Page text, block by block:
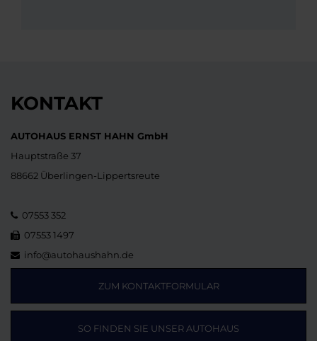
KONTAKT
AUTOHAUS ERNST HAHN GmbH
Hauptstraße 37
88662 Überlingen-Lippertsreute
07553 352
07553 1497
info@autohaushahn.de
ZUM KONTAKTFORMULAR
SO FINDEN SIE UNSER AUTOHAUS